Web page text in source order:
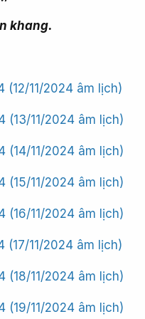
khang.
(12/11/2024 âm lịch)
(13/11/2024 âm lịch)
(14/11/2024 âm lịch)
(15/11/2024 âm lịch)
(16/11/2024 âm lịch)
(17/11/2024 âm lịch)
(18/11/2024 âm lịch)
(19/11/2024 âm lịch)